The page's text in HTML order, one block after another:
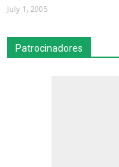
July 1, 2005
Patrocinadores